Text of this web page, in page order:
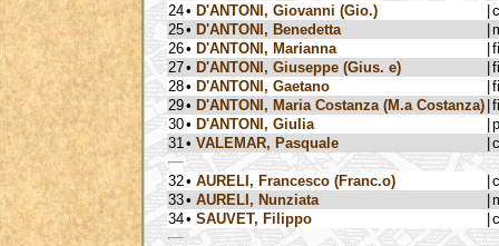
24• D'ANTONI, Giovanni (Gio.)
25• D'ANTONI, Benedetta
26• D'ANTONI, Marianna
27• D'ANTONI, Giuseppe (Gius. e)
28• D'ANTONI, Gaetano
29• D'ANTONI, Maria Costanza (M.a Costanza)
30• D'ANTONI, Giulia
31 • VALEMAR, Pasquale
32• AURELI, Francesco (Franc.o)
33• AURELI, Nunziata
34• SAUVET, Filippo